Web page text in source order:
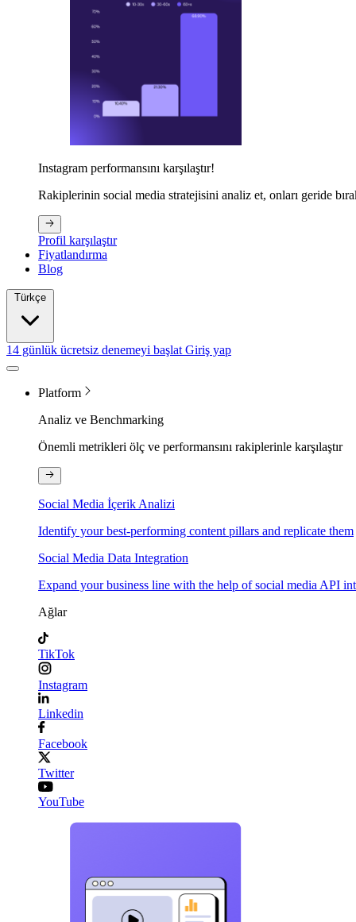
Instagram performansını karşılaştır!
Rakiplerinin social media stratejisini analiz et, onları geride
Profil karşılaştır
Fiyatlandırma
Blog
14 günlük ücretsiz denemeyi başlat Giriş yap
Platform
Analiz ve Benchmarking
Önemli metrikleri ölç ve performansını rakiplerinle karşılaştır
Social Media İçerik Analizi
Identify your best-performing content pillars and replicate them
Social Media Data Integration
Expand your business line with the help of social media API
Ağlar
TikTok
Instagram
Linkedin
Facebook
Twitter
YouTube